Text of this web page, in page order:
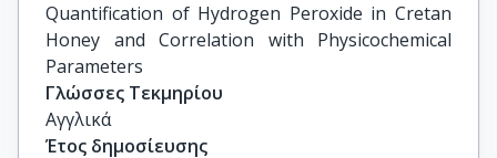
Quantification of Hydrogen Peroxide in Cretan
Honey and Correlation with Physicochemical
Parameters
Γλώσσες Τεκμηρίου
Αγγλικά
Έτος δημοσίευσης